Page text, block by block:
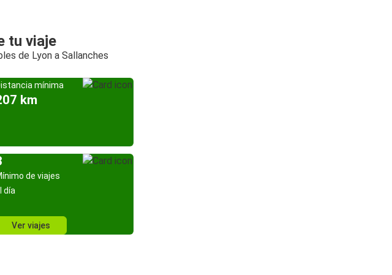
tu viaje
de Lyon a Sallanches
mínima
km
de viajes
día
Ver viajes